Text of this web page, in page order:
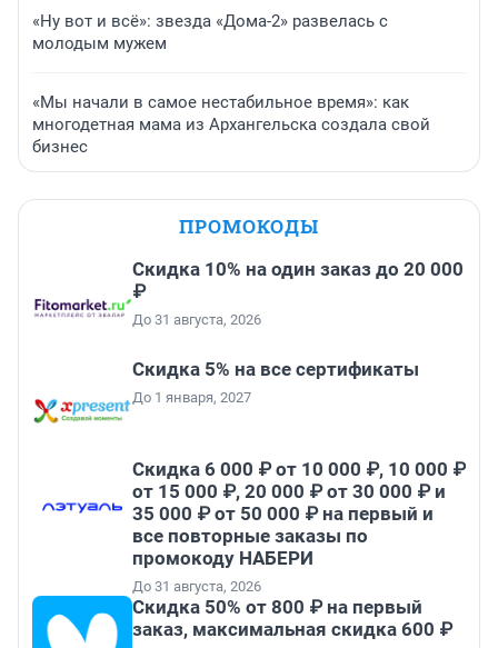
«Ну вот и всё»: звезда «Дома-2» развелась с
молодым мужем
«Мы начали в самое нестабильное время»: как
многодетная мама из Архангельска создала свой
бизнес
ПРОМОКОДЫ
Скидка 10% на один заказ до 20 000
₽
До 31 августа, 2026
Скидка 5% на все сертификаты
До 1 января, 2027
Скидка 6 000 ₽ от 10 000 ₽, 10 000 ₽
от 15 000 ₽, 20 000 ₽ от 30 000 ₽ и
35 000 ₽ от 50 000 ₽ на первый и
все повторные заказы по
промокоду НАБЕРИ
До 31 августа, 2026
Скидка 50% от 800 ₽ на первый
заказ, максимальная скидка 600 ₽